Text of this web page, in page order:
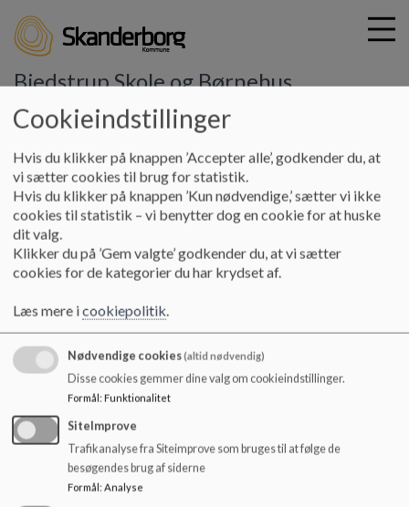
i
Bjedstrup Skole og Børnehus
Skole Åben skole
Åben skole
Skolen i Bjedstrup er lille, hvilket giver et trygt og
samfund - både det nære og det fjerne - der omgiver os. Vi
gør meget ud af at komme ud i det omgivende samfund med
større eller mindre børnegrupper. Det kan være besøg i
private eller kommunale virksomheder og kulturinstitutioner
eller vi får besøg udefra.
Bjedstrup Skole og Børnehus
Cookieindstillinger
Hvis du klikker på knappen ’Accepter alle’, godkender du, at
vi sætter cookies til brug for statistik.
Hvis du klikker på knappen ’Kun nødvendige,’ sætter vi ikke
cookies til statistik – vi benytter dog en cookie for at huske
dit valg.
Klikker du på ’Gem valgte’ godkender du, at vi sætter
cookies for de kategorier du har krydset af.
Læs mere icookiepolitik.
Nødvendige cookies(altid nødvendig)
Disse cookies gemmer dine valg om cookieindstillinger.
Formål: Funktionalitet
SiteImprove
Trafikanalyse fra Siteimprove som bruges til at følge de
besøgendes brug af siderne
Formål: Analyse